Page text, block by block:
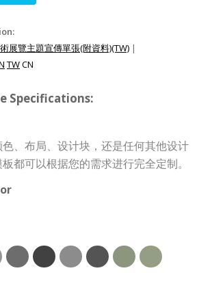
展覽主題宣傳單張(附資料)(TW) |
TWCN
Specifications:
、布局、设计块，还是任何其他设计
都可以根据您的需求进行完全定制。